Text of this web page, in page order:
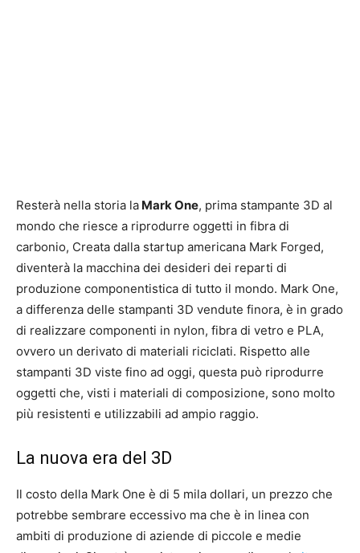
Resterà nella storia la Mark One, prima stampante 3D al
mondo che riesce a riprodurre oggetti in fibra di
carbonio, Creata dalla startup americana Mark Forged,
diventerà la macchina dei desideri dei reparti di
produzione componentistica di tutto il mondo. Mark One,
a differenza delle stampanti 3D vendute finora, è in grado
di realizzare componenti in nylon, fibra di vetro e PLA,
ovvero un derivato di materiali riciclati. Rispetto alle
stampanti 3D viste fino ad oggi, questa può riprodurre
oggetti che, visti i materiali di composizione, sono molto
più resistenti e utilizzabili ad ampio raggio.
La nuova era del 3D
Il costo della Mark One è di 5 mila dollari, un prezzo che
potrebbe sembrare eccessivo ma che è in linea con
ambiti di produzione di aziende di piccole e medie